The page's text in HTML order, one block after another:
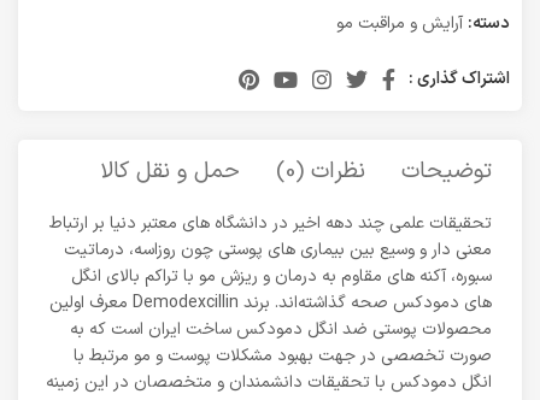
دسته: آرایش و مراقبت مو
اشتراک گذاری :
توضیحات نظرات (0) حمل و نقل کالا
تحقیقات علمی چند دهه اخیر در دانشگاه های معتبر دنیا بر ارتباط
معنی دار و وسیع بین بیماری های پوستی چون روزاسه، درماتیت
سبوره، آکنه های مقاوم به درمان و ریزش مو با تراکم بالای انگل
های دمودکس صحه گذاشته‌اند. برند Demodexcillin معرف اولین
محصولات پوستی ضد انگل دمودکس ساخت ایران است که به
صورت تخصصی در جهت بهبود مشکلات پوست و مو مرتبط با
انگل دمودکس با تحقیقات دانشمندان و متخصصان در این زمینه